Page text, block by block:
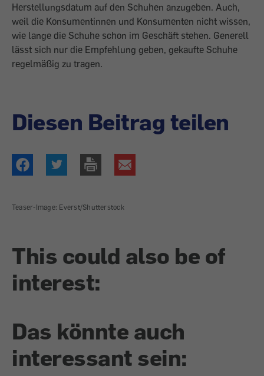
Herstellungsdatum auf den Schuhen anzugeben. Auch,
weil die Konsumentinnen und Konsumenten nicht wissen,
wie lange die Schuhe schon im Geschäft stehen. Generell
lässt sich nur die Empfehlung geben, gekaufte Schuhe
regelmäßig zu tragen.
Diesen Beitrag teilen
Teaser-Image: Everst/Shutterstock
This could also be of
interest:
Das könnte auch
interessant sein: